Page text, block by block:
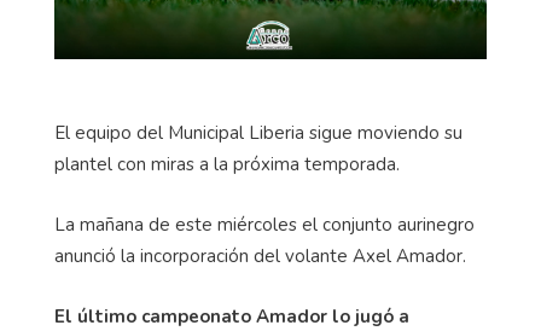
El equipo del Municipal Liberia sigue moviendo su
plantel con miras a la próxima temporada.
La mañana de este miércoles el conjunto aurinegro
anunció la incorporación del volante Axel Amador.
El último campeonato Amador lo jugó a